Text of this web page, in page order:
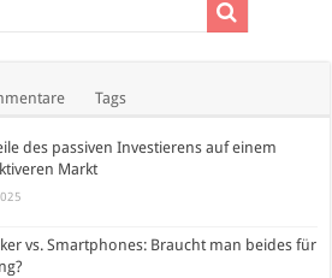
Tags
des passiven Investierens auf einem
Markt
vs. Smartphones: Braucht man beides für